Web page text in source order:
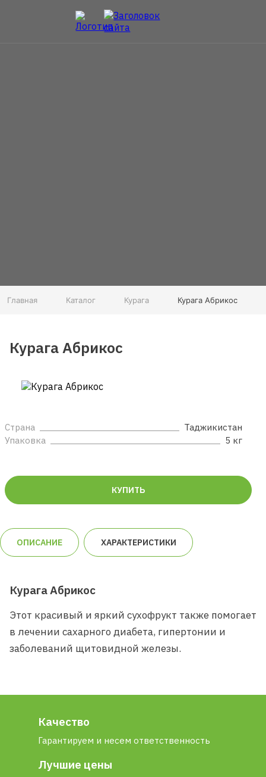
Главная Каталог Курага Курага Абрикос
Курага Абрикос
Страна
Таджикистан
Упаковка
5 кг
КУПИТЬ
ОПИСАНИЕ ХАРАКТЕРИСТИКИ
Курага Абрикос
Этот красивый и яркий сухофрукт также помогает
в лечении сахарного диабета, гипертонии и
заболеваний щитовидной железы.
Качество
Гарантируем и несем ответственность
Лучшие цены